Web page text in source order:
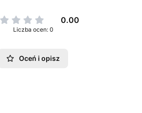
0.00
Liczba ocen: 0
Oceń i opisz